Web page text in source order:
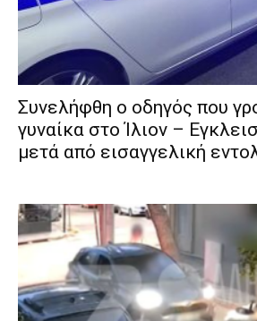
Συνελήφθη ο οδηγός που
γυναίκα στο Ίλιον –
μετά από εισαγγελική